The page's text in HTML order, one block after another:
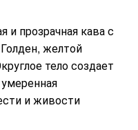
и прозрачная кава с
желтой
тело создает
и живости